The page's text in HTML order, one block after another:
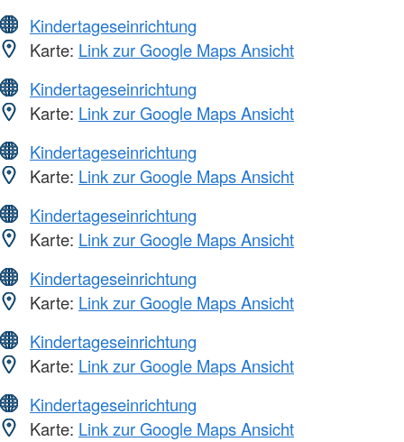
Kindertageseinrichtung
Karte: Link zur Google Maps Ansicht
Kindertageseinrichtung
Karte: Link zur Google Maps Ansicht
Kindertageseinrichtung
Karte: Link zur Google Maps Ansicht
Kindertageseinrichtung
Karte: Link zur Google Maps Ansicht
Kindertageseinrichtung
Karte: Link zur Google Maps Ansicht
Kindertageseinrichtung
Karte: Link zur Google Maps Ansicht
Kindertageseinrichtung
Karte: Link zur Google Maps Ansicht